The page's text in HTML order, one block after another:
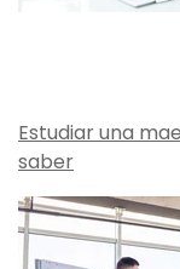
Estudiar una
saber